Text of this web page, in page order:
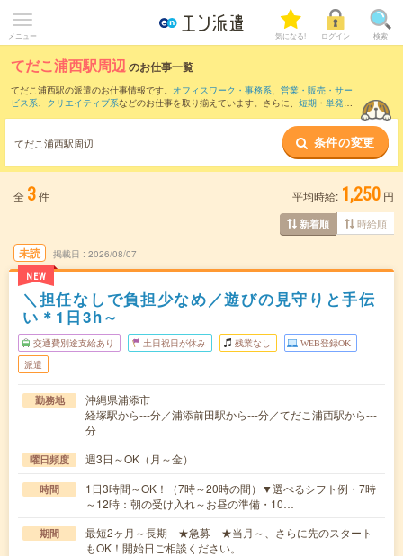
メニュー 気になる! ログイン 検索
てだこ浦西駅周辺のお仕事一覧
てだこ浦西駅の派遣のお仕事情報です。 オフィスワーク・事務系、 営業・販売・サー
ビス系、 クリエイティブ系などのお仕事を取り揃えています。さらに、 短期 ・ 単発な
また、おもろまち駅・
など近隣駅のお仕事
もご確認いただけます。
てだこ浦西駅周辺 条件の変更
全 3件 平均時給: 1,250 円
新着順 時給順
未読
NEW
掲載日 2026/08/07
＼担任なしで負担少なめ／遊びの見守りと手伝
い＊1日3h～
交通費別途支給あり 土日祝日が休み 残業なし WEB登録OK
派遣
勤務地
沖縄県浦添市
経塚駅から---分／浦添前田駅から---分／てだこ浦西駅から---
分
曜日頻度 週3日～OK（月～金）
時間
1日3時間～OK！（7時～20時の間）▼選べるシフト例・7時
～12時：朝の受け入れ～お昼の準備・10…
期間
最短2ヶ月～長期 ★急募 ★当月～、さらに先のスタート
もOK！開始日ご相談ください。